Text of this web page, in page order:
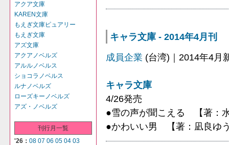
アクア文庫
KAREN文庫
もえぎ文庫ピュアリー
もえぎ文庫
アズ文庫
アクアノベルズ
アルルノベルス
ショコラノベルス
ルナノベルズ
ローズキーノベルズ
アズ・ノベルズ
刊行月一覧
'26： 08 07 06 05 04 03
キャラ文庫 - 2014年4月刊
成員企業 (台湾)｜2014年4月
キャラ文庫
4/26発売
●雪の声が聞こえる 【著：
●かわいい男 【著：凪良ゆ